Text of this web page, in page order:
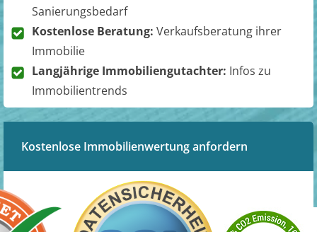
Sanierungsbedarf
Kostenlose Beratung: Verkaufsberatung ihrer
Immobilie
Langjährige Immobiliengutachter: Infos zu
Immobilientrends
Kostenlose Immobilienwertung anfordern